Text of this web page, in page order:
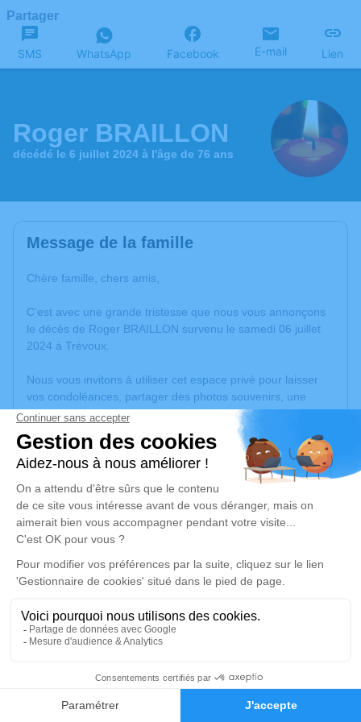
Faire-part Hommages
Partager
SMS WhatsApp Facebook E-mail Lien
Roger BRAILLON
décédé le 6 juillet 2024 à l'âge de 76 ans
Message de la famille
Chère famille, chers amis,
C’est avec une grande tristesse que nous vous annonçons
le décès de Roger BRAILLON survenu le samedi 06 juillet
2024 à Trévoux.
Nous vous invitons à utiliser cet espace privé pour laisser
vos condoléances, partager des photos souvenirs, une
anecdote ou exprimer vos pensées à travers des poèmes
ou des textes. Cet endroit est un lieu d'expression dédié à
honorer la mémoire de Roger BRAILLON.
Un service de plantation d’arbre hommage estdisponible
samedi 13 juillet 2024 à 11h00
Crématorium de Gleize
2740, Route de Montmelas